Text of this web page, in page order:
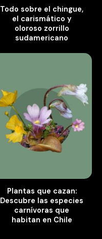
Todo sobre el chingue,
el carismático y
oloroso zorrillo
sudamericano
Plantas que cazan:
Descubre las especies
carnívoras que
habitan en Chile